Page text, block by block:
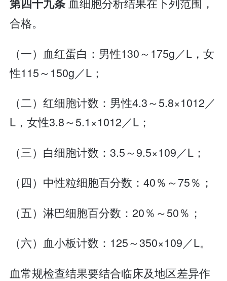
第四十九条
合格。
（一）血红蛋白：男性130～175g／L，女
性115～150g／L；
（二）红细胞计数：男性4.3～5.8×1012／
L，女性3.8～5.1×1012／L；
（三）白细胞计数：3.5～9.5×109／L；
（四）中性粒细胞百分数：40％～75％；
（五）淋巴细胞百分数：20％～50％；
（六）血小板计数：125～350×109／L。
血常规检查结果要结合临床及地区差异作